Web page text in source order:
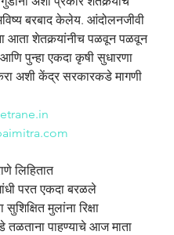
बरबाद केलेय. आंदोलनजीवी
आता शेतकर्‍यांनीच पळवून पळवून
पुन्हा एकदा कृषी सुधारणा
अशी केंद्र सरकारकडे मागणी
लिहितात
मुलांना रिक्षा
तळताना पाहण्याचे आज माता